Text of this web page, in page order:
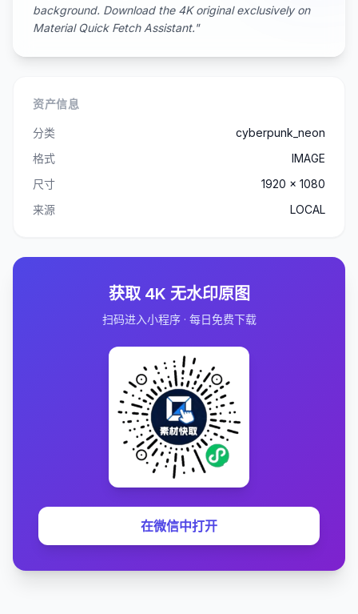
background. Download the 4K original exclusively on
Material Quick Fetch Assistant."
资产信息
分类
cyberpunk_neon
格式
IMAGE
尺寸
1920 x 1080
来源
LOCAL
获取 4K 无水印原图
扫码进入小程序 · 每日免费下载
在微信中打开